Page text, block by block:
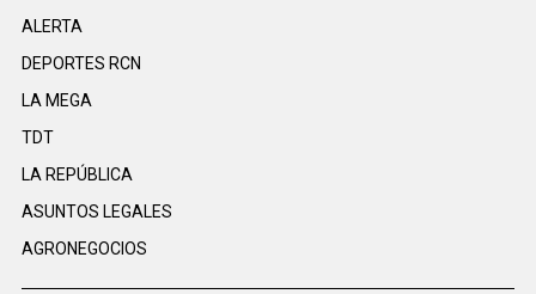
ALERTA
DEPORTES RCN
LA MEGA
TDT
LA REPÚBLICA
ASUNTOS LEGALES
AGRONEGOCIOS